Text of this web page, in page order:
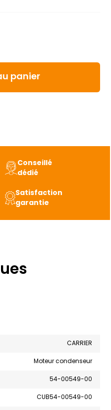
Conseillé
dédié
Satisfaction
garantie
CARRIER
Moteur condenseur
54-00549-00
CUB54-00549-00
panier